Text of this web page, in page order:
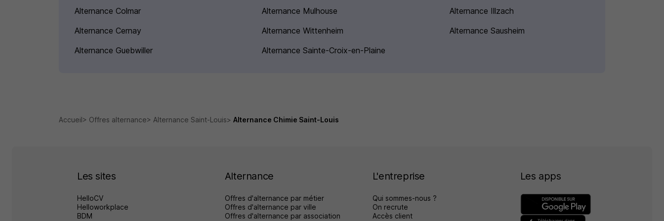
Alternance Colmar Alternance Mulhouse
Alternance Illzach
Alternance Cernay
Alternance Wittenheim
Alternance Sausheim
Alternance Guebwiller
Alternance Sainte-Croix-en-Plaine
Accueil Offres alternance Alternance Saint-Louis Alternance Chimie Saint-Louis
Les sites
HelloCV
Helloworkplace
BDM
Alternance
Offres d'alternance par métier
Offres d'alternance par ville
Offres d'alternance par association
L'entreprise
Qui sommes-nous ?
On recrute
Accès client
Les apps